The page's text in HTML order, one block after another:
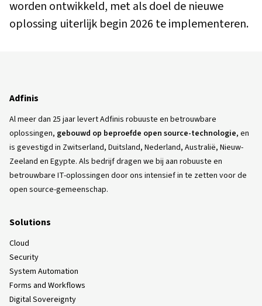
worden ontwikkeld, met als doel de nieuwe
oplossing uiterlijk begin 2026 te implementeren.
Adfinis
Al meer dan 25 jaar levert Adfinis robuuste en betrouwbare
oplossingen, gebouwd op beproefde open source-technologie, en
is gevestigd in Zwitserland, Duitsland, Nederland, Australië, Nieuw-
Zeeland en Egypte. Als bedrijf dragen we bij aan robuuste en
betrouwbare IT-oplossingen door ons intensief in te zetten voor de
open source-gemeenschap.
Solutions
Cloud
Security
System Automation
Forms and Workflows
Digital Sovereignty